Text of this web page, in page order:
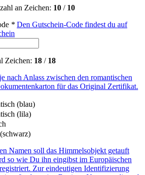
an Zeichen: 10 / 10
* Den Gutschein-Code findest du auf
Zeichen: 18 / 18
nach Anlass zwischen den romantischen
für das Original Zertifikat.
(blau)
(lila)
Namen soll das Himmelsobjekt getauft
so wie Du ihn eingibst im Europäischen
Zur eindeutigen Identifizierung